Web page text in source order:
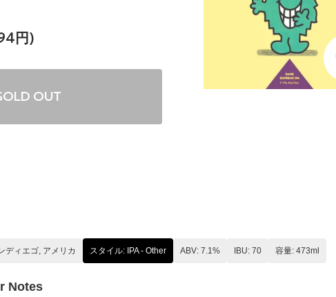
円)
OUT
ディエゴ, アメリカ スタイル: IPA - Other ABV: 7.1% IBU: 70 容量: 473ml
Notes